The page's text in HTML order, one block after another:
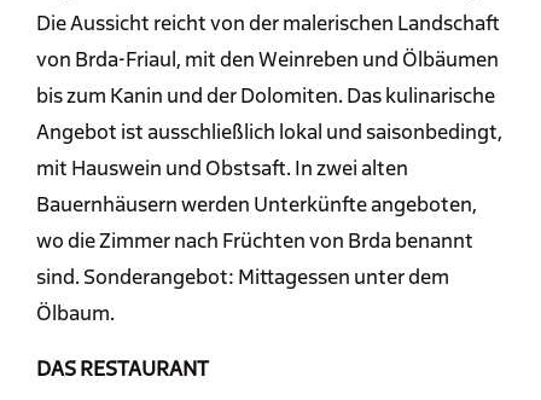
Die Aussicht reicht von der malerischen Landschaft
von Brda-Friaul, mit den Weinreben und Ölbäumen
bis zum Kanin und der Dolomiten. Das kulinarische
Angebot ist ausschließlich lokal und saisonbedingt,
mit Hauswein und Obstsaft. In zwei alten
Bauernhäusern werden Unterkünfte angeboten,
wo die Zimmer nach Früchten von Brda benannt
sind. Sonderangebot: Mittagessen unter dem
Ölbaum.
DAS RESTAURANT